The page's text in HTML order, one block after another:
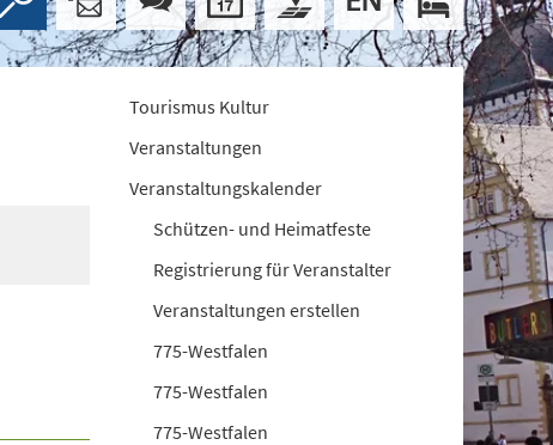
Tourismus Kultur
Veranstaltungen
Veranstaltungskalender
Schützen- und Heimatfeste
Registrierung für Veranstalter
Veranstaltungen erstellen
775-Westfalen
775-Westfalen
775-Westfalen